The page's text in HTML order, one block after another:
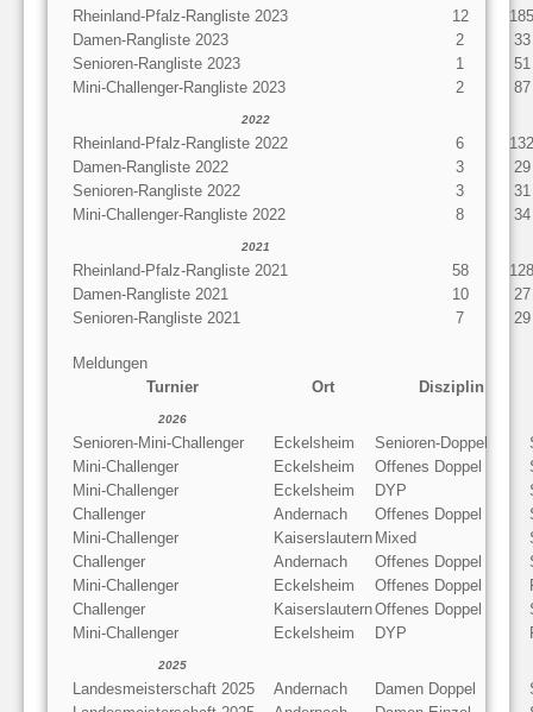
Rheinland-Pfalz-Rangliste 2023 12
185
Damen-Rangliste 2023
2
33
Senioren-Rangliste 2023
1
51
Mini-Challenger-Rangliste 2023
2 87
2022
Rheinland-Pfalz-Rangliste 2022 6
132
Damen-Rangliste 2022
3
29
Senioren-Rangliste 2022
3
31
Mini-Challenger-Rangliste 2022
8 34
2021
Rheinland-Pfalz-Rangliste 2021 58
128
Damen-Rangliste 2021
10
27
Senioren-Rangliste 2021
7 29
Meldungen
Turnier
Ort Disziplin
2026
Senioren-Mini-Challenger Eckelsheim Senioren-Doppel
Mini-Challenger
Eckelsheim Offenes Doppel
Mini-Challenger
Eckelsheim DYP
Challenger
Andernach Offenes Doppel
Mini-Challenger
Kaiserslautern Mixed
Challenger
Andernach Offenes Doppel
Mini-Challenger
Eckelsheim Offenes Doppel
Challenger
KaiserslauternOffenes Doppel
Mini-Challenger
Eckelsheim DYP
2025
Landesmeisterschaft 2025 Andernach Damen Doppel